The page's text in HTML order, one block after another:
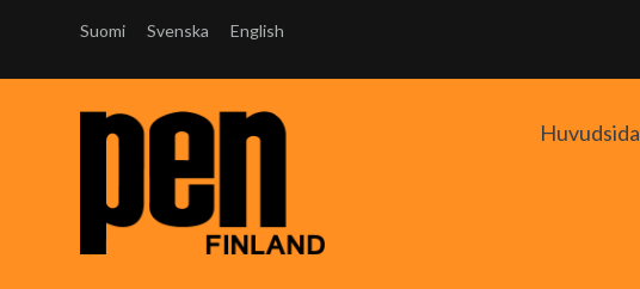
Suomi Svenska English
Huvudsida